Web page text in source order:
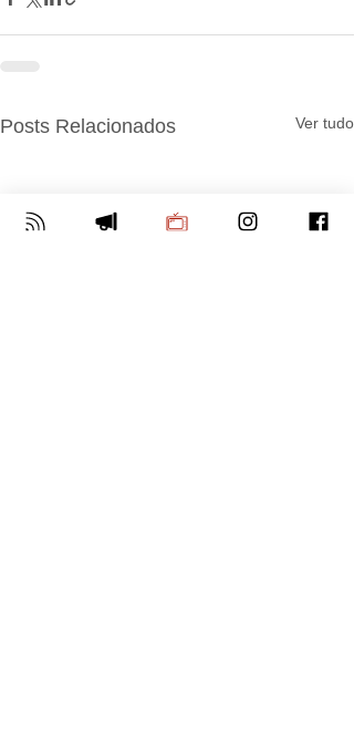
Posts Relacionados Ver tudo